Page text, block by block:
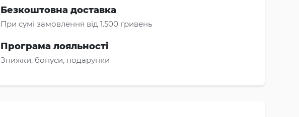
Безкоштовна доставка
При сумі замовлення від 1.500 гривень
Програма лояльності
Знижки, бонуси, подарунки